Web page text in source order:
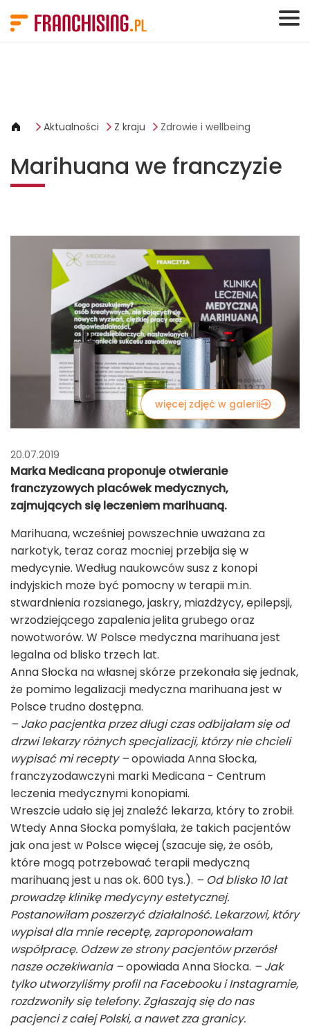
Aktualności Z kraju Zdrowie i wellbeing
Marihuana we franczyzie
więcej zdjęć w galerii
20.07.2019
Marka Medicana proponuje otwieranie
franczyzowych placówek medycznych,
zajmujących się leczeniem marihuaną.
Marihuana, wcześniej powszechnie uważana za
narkotyk, teraz coraz mocniej przebija się w
medycynie. Według naukowców susz z konopi
indyjskich może być pomocny w terapii m.in.
stwardnienia rozsianego, jaskry, miażdżycy, epilepsji,
wrzodziejącego zapalenia jelita grubego oraz
nowotworów. W Polsce medyczna marihuana jest
legalna od blisko trzech lat.
Anna Słocka na własnej skórze przekonała się jednak,
że pomimo legalizacji medyczna marihuana jest w
Polsce trudno dostępna.
– Jako pacjentka przez długi czas odbijałam się od
drzwi lekarzy różnych specjalizacji, którzy nie chcieli
wypisać mi recepty –opowiada Anna Słocka,
franczyzodawczyni marki Medicana - Centrum
leczenia medycznymi konopiami.
Wreszcie udało się jej znaleźć lekarza, który to zrobił.
Wtedy Anna Słocka pomyślała, że takich pacjentów
jak ona jest w Polsce więcej (szacuje się, że osób,
które mogą potrzebować terapii medyczną
marihuaną jest u nas ok. 600 tys.). – Od blisko 10 lat
prowadzę klinikę medycyny estetycznej.
Postanowiłam poszerzyć działalność. Lekarzowi, który
wypisał dla mnie receptę, zaproponowałam
współpracę. Odzew ze strony pacjentów przerósł
nasze oczekiwania –opowiada Anna Słocka. – Jak
tylko utworzyliśmy profil na Facebooku i Instagramie,
rozdzwoniły się telefony. Zgłaszają się do nas
pacjenci z całej Polski, a nawet zza granicy.